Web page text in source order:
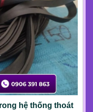
hệ thống thoát